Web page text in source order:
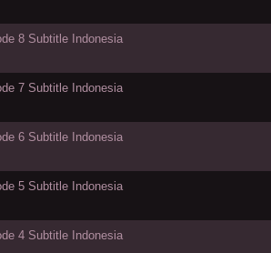
8 Subtitle Indonesia
7 Subtitle Indonesia
6 Subtitle Indonesia
5 Subtitle Indonesia
4 Subtitle Indonesia